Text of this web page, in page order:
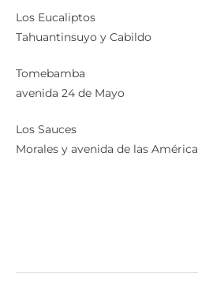
Los Eucaliptos
Tahuantinsuyo y Cabildo
Tomebamba Calle
avenida 24 de Mayo
Los Sauces Calle
Morales y avenida de las